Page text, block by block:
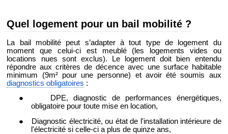
Quel logement pour un bail mobilité ?
La bail mobilité peut s’adapter à tout type de logement du
moment que celui-ci est meublé (les logements vides ou
locations nues sont exclus). Le logement doit bien entendu
répondre aux critères de décence avec une surface habitable
minimum (9m² pour une personne) et avoir été soumis aux
diagnostics obligatoires :
●
DPE, diagnostic de performances énergétiques,
obligatoire pour toute mise en location,
●
Diagnostic électricité, ou état de l'installation intérieure de
l'électricité si celle-ci a plus de quinze ans,